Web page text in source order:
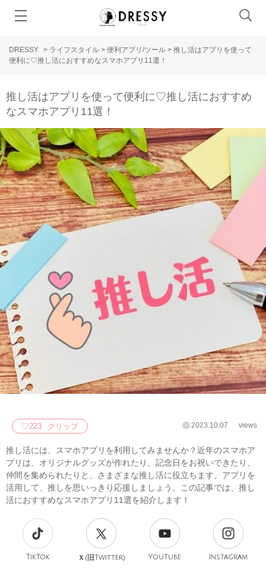
DRESSY > ライフスタイル > 便利アプリ/ツール > 推し活はアプリを使って
便利に♡推し活におすすめなスマホアプリ11選！
推し活はアプリを使って便利に♡推し活におすすめ
なスマホアプリ11選！
♡223 クリップ 2023.10.07 views
推し活には、スマホアプリを利用してみませんか？近年のスマホア
プリは、オリジナルグッズが作れたり、記念日をお祝いできたり、
仲間を集められたりと、さまざまな推し活に役立ちます。アプリを
活用して、推しを思いっきり応援しましょう。この記事では、推し
活におすすめなスマホアプリ11選を紹介します！
TikTok Ｘ(旧Twitter) YouTube Instagram